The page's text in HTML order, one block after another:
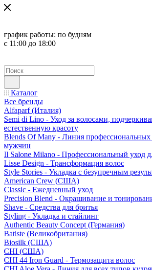
график работы: по будням
с 11:00 до 18:00
Каталог
Все бренды
Alfaparf (Италия)
Semi di Lino - Уход за волосами,
естественную красоту
Blends Of Many - Линия профессиональных
мужчин
Il Salone Milano - Профессиональный уход
Lisse Design - Трансформация волос
Style Stories - Укладка с безупречным
American Crew (США)
Classic - Ежедневный уход
Precision Blend - Окрашивание и
Shave - Средства для бритья
Styling - Укладка и стайлинг
Authentic Beauty Concept (Германия)
Batiste (Великобритания)
Biosilk (США)
CHI (США)
CHI 44 Iron Guard - Термозащита волос